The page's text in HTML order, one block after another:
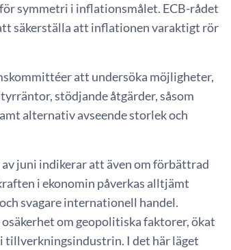
symmetri i inflationsmålet. ECB-rådet
säkerställa att inflationen varaktigt rör
att undersöka möjligheter,
stödjande åtgärder, såsom
alternativ avseende storlek och
juni indikerar att även om förbättrad
i ekonomin påverkas alltjämt
svagare internationell handel.
om geopolitiska faktorer, ökat
tillverkningsindustrin. I det här läget